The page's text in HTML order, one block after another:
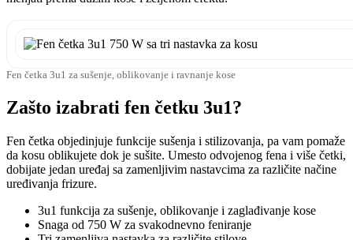
Fen četka 3u1 za sušenje, oblikovanje i ravnanje kose
Zašto izabrati fen četku 3u1?
Fen četka objedinjuje funkcije sušenja i stilizovanja, pa vam pomaže
da kosu oblikujete dok je sušite. Umesto odvojenog fena i više četki,
dobijate jedan uređaj sa zamenljivim nastavcima za različite načine
uređivanja frizure.
3u1 funkcija za sušenje, oblikovanje i zaglađivanje kose
Snaga od 750 W za svakodnevno feniranje